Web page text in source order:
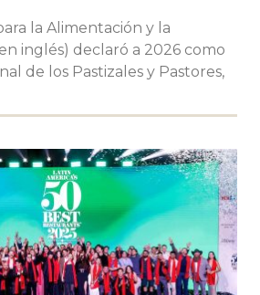
la Alimentación y la
inglés) declaró a 2026 como
de los Pastizales y Pastores,